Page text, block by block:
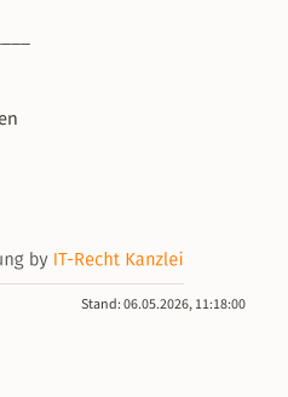
Stand: 06.05.2026, 11:18:00